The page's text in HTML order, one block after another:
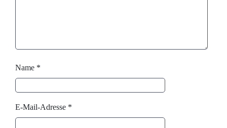
Name *
E-Mail-Adresse *